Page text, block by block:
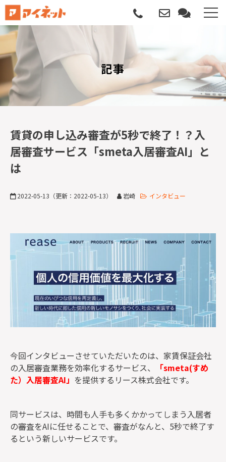
選ばれる理由
導入について
サポートについて
記事
監修者一覧
記事
賃貸の申し込み審査が5秒で終了！？入
居審査サービス「smeta入居審査AI」と
は
2022-05-13 （更新： 2022-05-13） 岩崎 インタビュー
今回インタビューさせていただいたのは、家賃保証会社
の入居審査業務を効率化するサービス、
「smeta(すめ
た）入居審査AI」 を提供するリース株式会社です。
同サービスは、時間も人手も多くかかってしまう入居者
の審査をAIに任せることで、審査がなんと、5秒で終了す
るという新しいサービスです。